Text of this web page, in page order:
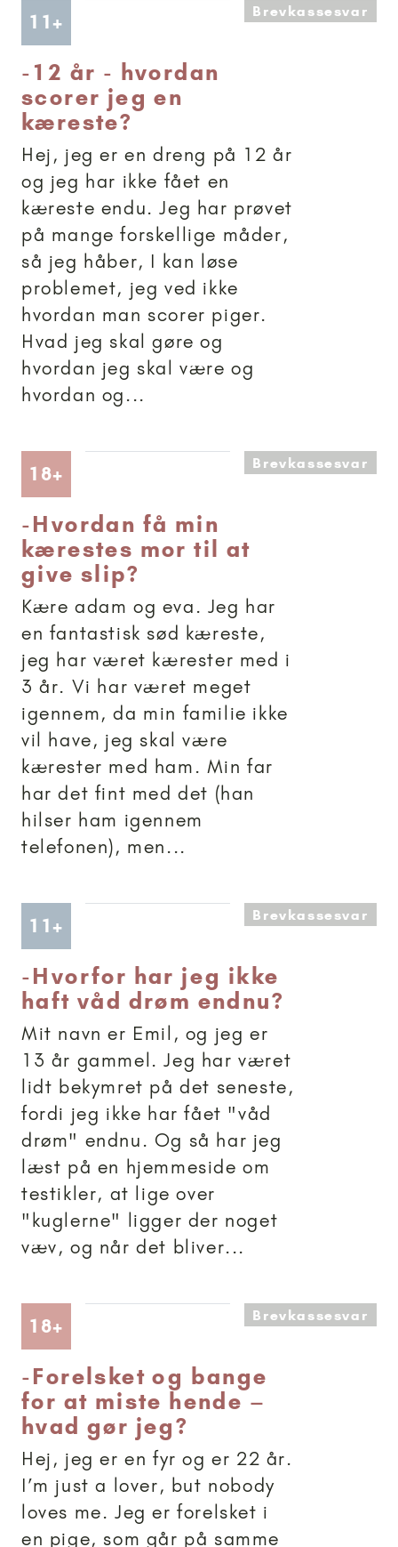
11+ Artikler anbefalet til 11+Brevkassesvar
- 12 år - hvordan
scorer jeg en
kæreste?
Hej, jeg er en dreng på 12 år
og jeg har ikke fået en
kæreste endu. Jeg har prøvet
på mange forskellige måder,
så jeg håber, I kan løse
problemet, jeg ved ikke
hvordan man scorer piger.
Hvad jeg skal gøre og
hvordan jeg skal være og
hvordan og...
18+ Artikler anbefalet til 18+Brevkassesvar
-Hvordan få min
kærestes mor til at
give slip?
Kære adam og eva. Jeg har
en fantastisk sød kæreste,
jeg har været kærester med i
3 år. Vi har været meget
igennem, da min familie ikke
vil have, jeg skal være
kærester med ham. Min far
har det fint med det (han
hilser ham igennem
telefonen), men...
11+ Artikler anbefalet til 11+Brevkassesvar
-Hvorfor har jeg ikke
haft våd drøm endnu?
Mit navn er Emil, og jeg er
13 år gammel. Jeg har været
lidt bekymret på det seneste,
fordi jeg ikke har fået "våd
drøm" endnu. Og så har jeg
læst på en hjemmeside om
testikler, at lige over
"kuglerne" ligger der noget
væv, og når det bliver...
18+ Artikler anbefalet til 18+Brevkassesvar
-Forelsket og bange
for at miste hende –
hvad gør jeg?
Hej, jeg er en fyr og er 22 år.
I’m just a lover, but nobody
loves me. Jeg er forelsket i
en pige, som går på samme